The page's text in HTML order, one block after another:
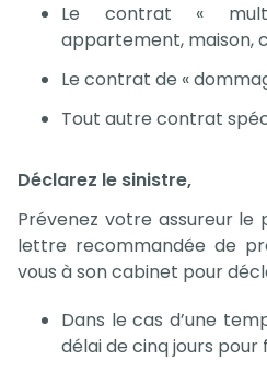
Le contrat «
appartement, maison,
Le contrat de «
Tout autre contrat
Déclarez le sinistre,
Prévenez votre assureur
lettre recommandée de
vous à son cabinet pour
Dans le cas d’une
délai de cinq jours